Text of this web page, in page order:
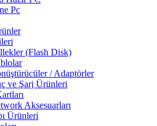
Pc
(Flash Disk)
/ Adaptörler
ve Şarj Ürünleri
Aksesuarları
Ürünleri